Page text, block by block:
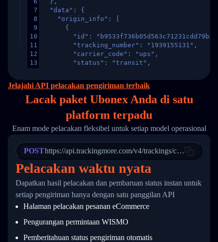
7
8
9
10
11
12
13
16
17
21
22
23
24
25
27
28
29
31
33
  "data": {
    "origin_info": [
      {
"id":
        "tracking_number": "1939155131",
        "carrier_code": "ups",
        "status": "transit",
        "itemTimeLength": 2,
        "weblink": "",
        "phone": null,
        "trackinfo": [
          {
            "Date": "2017-03-08 04: 22: 00",
"StatusDescription": "Departed
"Details": "Departed Facility
          },
          {
            "Date": "2017-03-06 15:28:00",
"StatusDescription": "Shipment
"Details": "BEIJING-
          }
        ]
      }
  }
Jelajahi API pelacakan pengiriman terbaik
Lacak paket Ubonex Anda di satu
platform terpadu
Enam mode pelacakan fleksibel untuk setiap model operasional
POSThttps://api.trackingmore.com/v4/trackings/create
Pelacakan waktu nyata
Dapatkan hasil pelacakan dan pembaruan status instan untuk
setiap pengiriman hanya dengan satu panggilan API
Halaman pelacakan pesanan eCommerce
Pengurangan permintaan WISMO
Pemberitahuan status pengiriman otomatis